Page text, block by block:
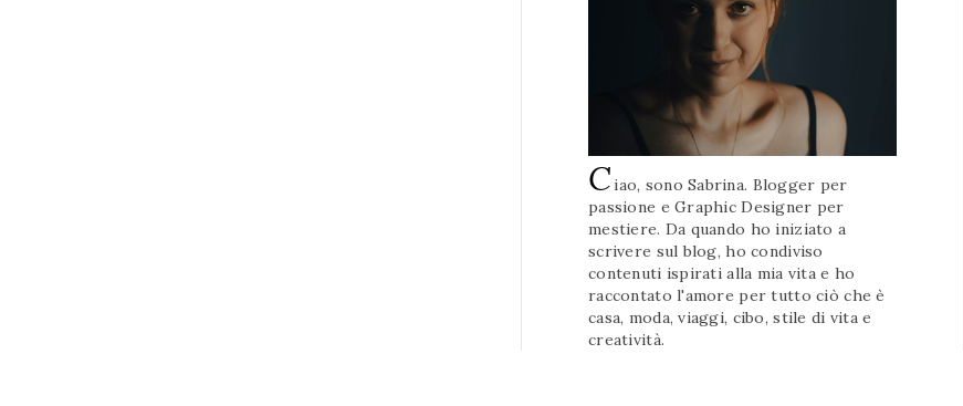
Ciao, sono Sabrina. Blogger per
passione e Graphic Designer per
mestiere. Da quando ho iniziato a
scrivere sul blog, ho condiviso
contenuti ispirati alla mia vita e ho
raccontato l'amore per tutto ciò che è
casa, moda, viaggi, cibo, stile di vita e
creatività.